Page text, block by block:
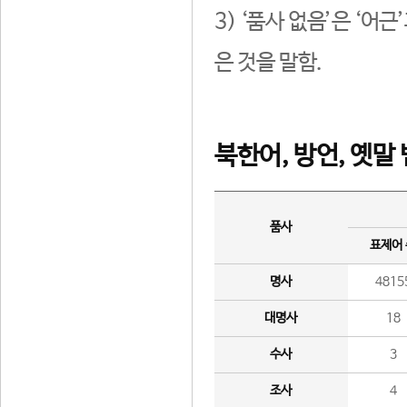
3) ‘품사 없음’은 ‘어
은 것을 말함.
북한어, 방언, 옛말
품사
표제어
명사
대명사 18
수사 3
조사 4